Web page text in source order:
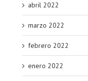
abril 2022
marzo 2022
febrero 2022
enero 2022